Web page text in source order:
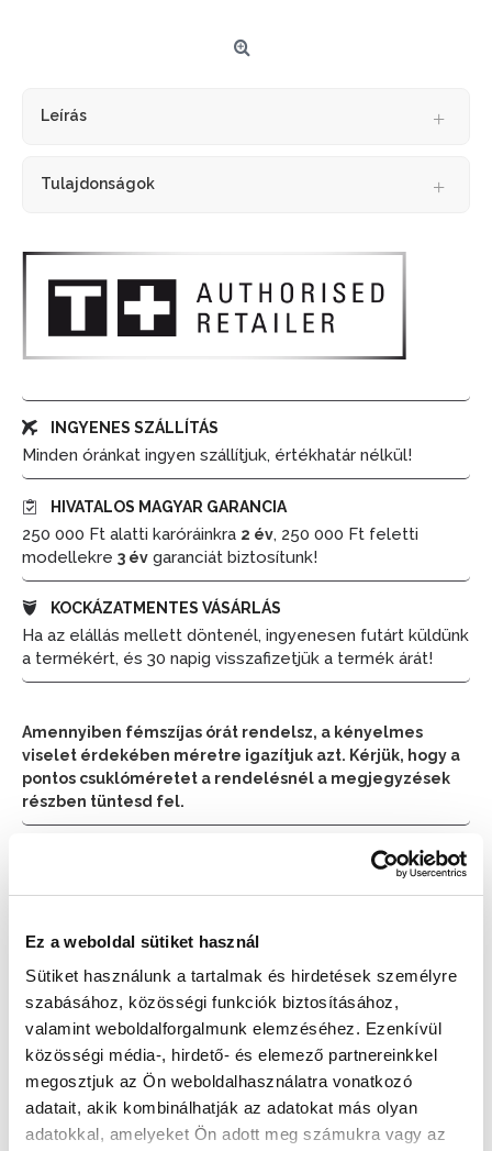
Ez a weboldal sütiket használ
Sütiket használunk a tartalmak és hirdetések személyre
szabásához, közösségi funkciók biztosításához,
valamint weboldalforgalmunk elemzéséhez. Ezenkívül
közösségi média-, hirdető- és elemező partnereinkkel
megosztjuk az Ön weboldalhasználatra vonatkozó
adatait, akik kombinálhatják az adatokat más olyan
adatokkal, amelyeket Ön adott meg számukra vagy az
Leírás
Tulajdonságok
INGYENES SZÁLLÍTÁS
Minden óránkat ingyen szállítjuk, értékhatár nélkül!
HIVATALOS MAGYAR GARANCIA
250 000 Ft alatti karóráinkra 2 év, 250 000 Ft feletti
modellekre 3 év garanciát biztosítunk!
KOCKÁZATMENTES VÁSÁRLÁS
Ha az elállás mellett döntenél, ingyenesen futárt küldünk
a termékért, és 30 napig visszafizetjük a termék árát!
Amennyiben fémszíjas órát rendelsz, a kényelmes
viselet érdekében méretre igazítjuk azt. Kérjük, hogy a
pontos csuklóméretet a rendelésnél a megjegyzések
részben tüntesd fel.
📦 Ha most rendelsz, a szállítás várható napja:2026.
Augusztus 10. (Hétfő)📦
Készleten: Nincs raktáron
169 900 Ft
Az elmúlt 30 nap legjobb ára: 169 900 Ft
AJÁNLATOT KÉREK!